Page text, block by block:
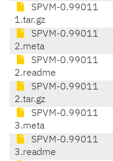
SPVM-0.99011
1.tar.gz
SPVM-0.99011
2.meta
SPVM-0.99011
2.readme
SPVM-0.99011
2.tar.gz
SPVM-0.99011
3.meta
SPVM-0.99011
3.readme